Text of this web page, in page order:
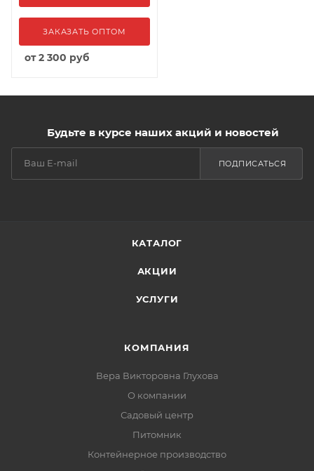
ЗАКАЗАТЬ ОПТОМ
от2 300 руб
Будьте в курсе наших акций и новостей
ПОДПИСАТЬСЯ
КАТАЛОГ
АКЦИИ
УСЛУГИ
КОМПАНИЯ
Вера Викторовна Глухова
О компании
Садовый центр
Питомник
Контейнерное производство